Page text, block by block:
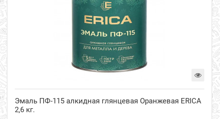
Эмаль ПФ-115 алкидная глянцевая Оранжевая ERICA
2,6 кг.